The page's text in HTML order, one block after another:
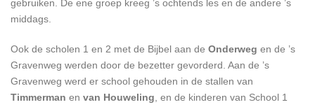
gebruiken. De ene groep kreeg ’s ochtends les en de andere ’s
middags.
Ook de scholen 1 en 2 met de Bijbel aan de Onderweg en de ’s
Gravenweg werden door de bezetter gevorderd. Aan de ’s
Gravenweg werd er school gehouden in de stallen van
Timmerman en van Houweling, en de kinderen van School 1